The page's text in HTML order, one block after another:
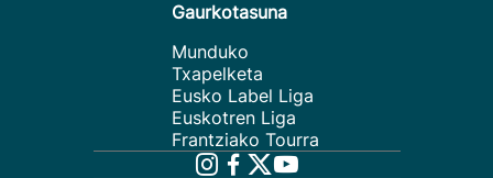
Gaurkotasuna
Munduko
Txapelketa
Eusko Label Liga
Euskotren Liga
Frantziako Tourra